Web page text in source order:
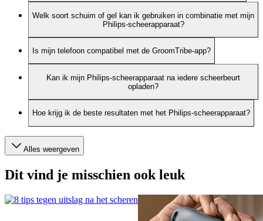
Welk soort schuim of gel kan ik gebruiken in combinatie met mijn
Philips-scheerapparaat?
Is mijn telefoon compatibel met de GroomTribe-app?
Kan ik mijn Philips-scheerapparaat na iedere scheerbeurt
opladen?
Hoe krijg ik de beste resultaten met het Philips-scheerapparaat?
Alles weergeven
Dit vind je misschien ook leuk